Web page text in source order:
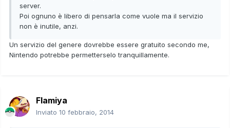
server.
Poi ognuno è libero di pensarla come vuole ma il servizio
non è inutile, anzi.
Un servizio del genere dovrebbe essere gratuito secondo me,
Nintendo potrebbe permetterselo tranquillamente.
Flamiya
Inviato 10 febbraio, 2014